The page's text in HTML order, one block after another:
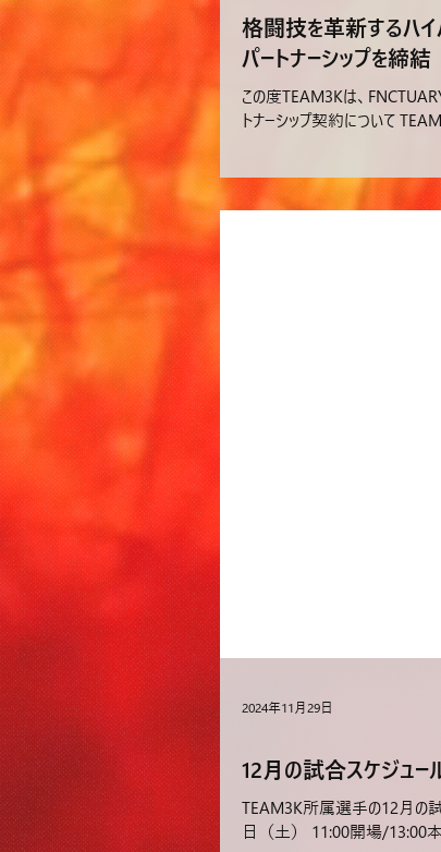
格闘技を革新するハイ
パートナーシップを締結
この度TEAM3Kは、
トナーシップ契約について
12月の試合スケジュー
TEAM3K所属選手の12月の
⽇（土） 11:00開場/13:00
2024年11月29日